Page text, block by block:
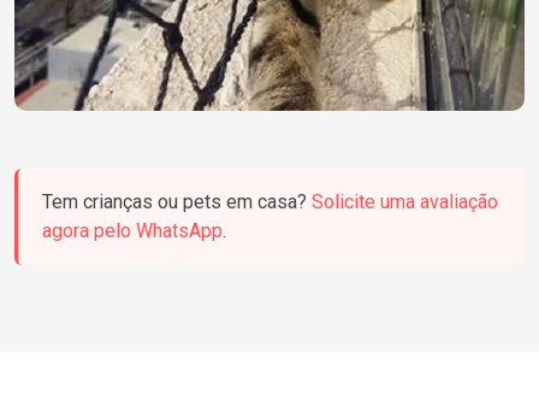
Tem crianças ou pets em casa? Solicite uma avaliação
agora pelo WhatsApp.